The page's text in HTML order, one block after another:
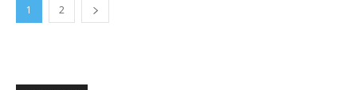
1 2